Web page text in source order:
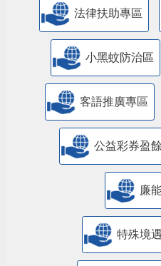
法律扶助專區
小黑蚊防治區
客語推廣專區
公益彩券盈
廉
特殊境